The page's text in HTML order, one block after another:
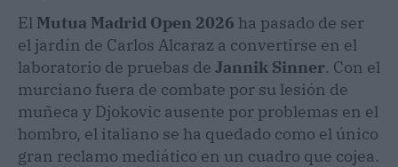
El Mutua Madrid Open 2026 ha pasado de ser
el jardín de Carlos Alcaraz a convertirse en el
laboratorio de pruebas de Jannik Sinner. Con el
murciano fuera de combate por su lesión de
muñeca y Djokovic ausente por problemas en el
hombro, el italiano se ha quedado como el único
gran reclamo mediático en un cuadro que cojea.